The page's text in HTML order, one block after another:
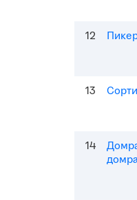
12
13
14